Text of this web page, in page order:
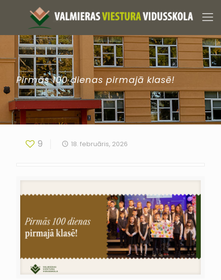
Pirmās 100 dienas pirmajā klasē!
9 18. februāris, 2026